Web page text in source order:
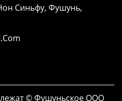
Синьфу, Фушунь,
© Фушуньское ООО